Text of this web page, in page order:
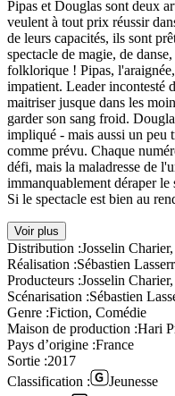
Pipas et Douglas sont deux
veulent à tout prix réussir
de leurs capacités, ils sont
spectacle de magie, de
folklorique ! Pipas,
impatient. Leader incontesté
maitriser jusque dans les
garder son sang froid.
impliqué - mais aussi un peu
comme prévu. Chaque
défi, mais la maladresse de
immanquablement déraper
Si le spectacle est bien au
Voir plus
Distribution :Josselin
Réalisation :Sébastien
Producteurs :Josselin
Scénarisation :Sébastien
Genre :Fiction, Comédie
Maison de production :Hari
Pays d’origine :France
Sortie :2017
Classification :
Jeunesse